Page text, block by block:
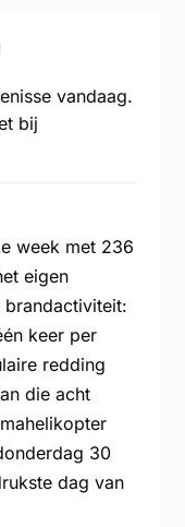
vandaag.
bij
week met 236
eigen
keer per
redding
die acht
30
dag van